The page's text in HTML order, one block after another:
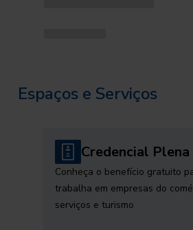
Espaços e Serviços
Credencial Plena
Conheça o benefício gratuito
trabalha em empresas do
serviços e turismo